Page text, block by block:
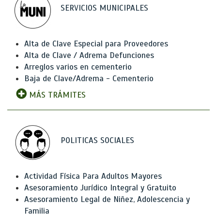
SERVICIOS MUNICIPALES
Alta de Clave Especial para Proveedores
Alta de Clave / Adrema Defunciones
Arreglos varios en cementerio
Baja de Clave/Adrema - Cementerio
MÁS TRÁMITES
POLITICAS SOCIALES
Actividad Física Para Adultos Mayores
Asesoramiento Jurídico Integral y Gratuito
Asesoramiento Legal de Niñez, Adolescencia y
Familia